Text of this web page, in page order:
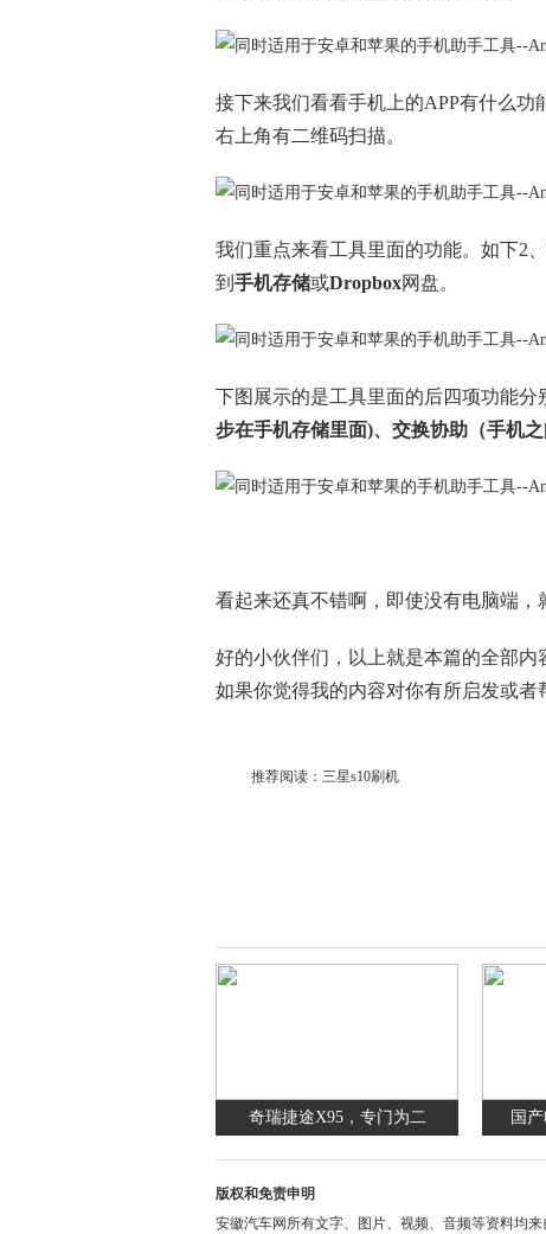
接下来我们看看手机上的APP有什么功
右上角有二维码扫描。
我们重点来看工具里面的功能。如下2
到 手机存储或Dropbox网盘。
下图展示的是工具里面的后四项功能分
步在手机存储里面)、交换协助（手机之
看起来还真不错啊，即使没有电脑端，
好的小伙伴们，以上就是本篇的全部内
如果你觉得我的内容对你有所启发或者
推荐阅读： 三星s10刷机
奇瑞捷途X95，专门为二 国
版权和免责申明
安徽汽车网所有文字、图片、视频、音频等资料均